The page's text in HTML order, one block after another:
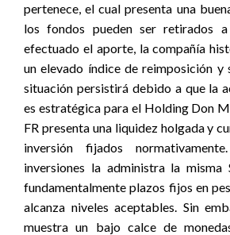
pertenece, el cual presenta una
los fondos pueden ser retirados
efectuado el aporte, la compañía
un elevado índice de reimposición y
situación persistirá debido a que la
es estratégica para el Holding Don
FR presenta una liquidez holgada y
inversión fijados
inversiones la administra la misma
fundamentalmente plazos fijos en
alcanza niveles aceptables. Sin
muestra un bajo calce de